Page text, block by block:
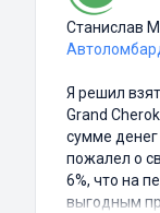
Станислав М.
Я решил
Grand
сумме
пожалел о
6%, что на
выгодным